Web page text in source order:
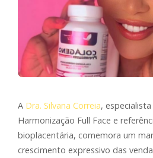
A Dra. Silvana Correia,
Harmonização Full Face e
bioplacentária, comemora um
crescimento expressivo das